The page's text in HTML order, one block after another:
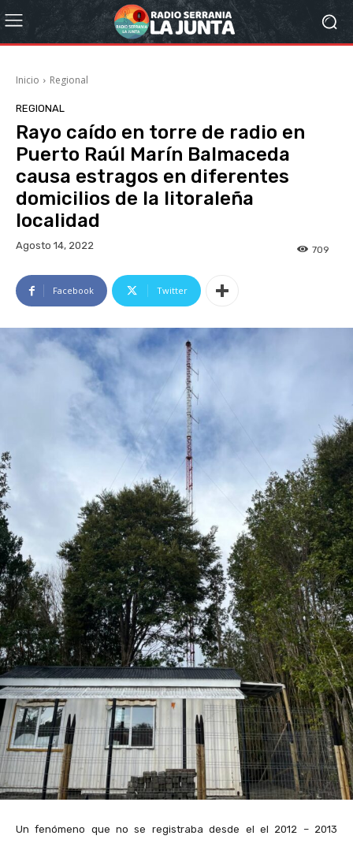
Inicio Regional
REGIONAL
Rayo caído en torre de radio en
Puerto Raúl Marín Balmaceda
causa estragos en diferentes
domicilios de la litoraleña
localidad
Agosto 14, 2022 709
Facebook Twitter
Un fenómeno que no se registraba desde el el 2012 – 2013